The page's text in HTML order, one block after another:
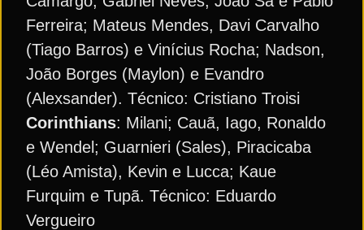
Ferreira; Mateus Mendes, Davi Carvalho
(Tiago Barros) e Vinícius Rocha; Nadson,
João Borges (Maylon) e Evandro
(Alexsander). Técnico: Cristiano Troisi
Corinthians: Milani; Cauã, Iago, Ronaldo
e Wendel; Guarnieri (Sales), Piracicaba
(Léo Amista), Kevin e Lucca; Kaue
Furquim e Tupã. Técnico: Eduardo
Vergueiro